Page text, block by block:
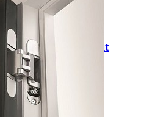
të dyerve të mesit
të dyerve të